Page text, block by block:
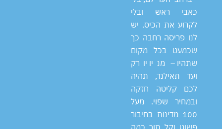
כאבי ראש ובלי
לקרוע את הכיס. יש
לנו פריסה רחבה כך
שכמעט בכל מקום
שתהיו – מניו יורק
ועד תאילנד, תהיה
לכם קליטה חזקה
ובמחיר שפוי. מעל
100 מדינות בחיבור
פשוט וקל תוך כמה